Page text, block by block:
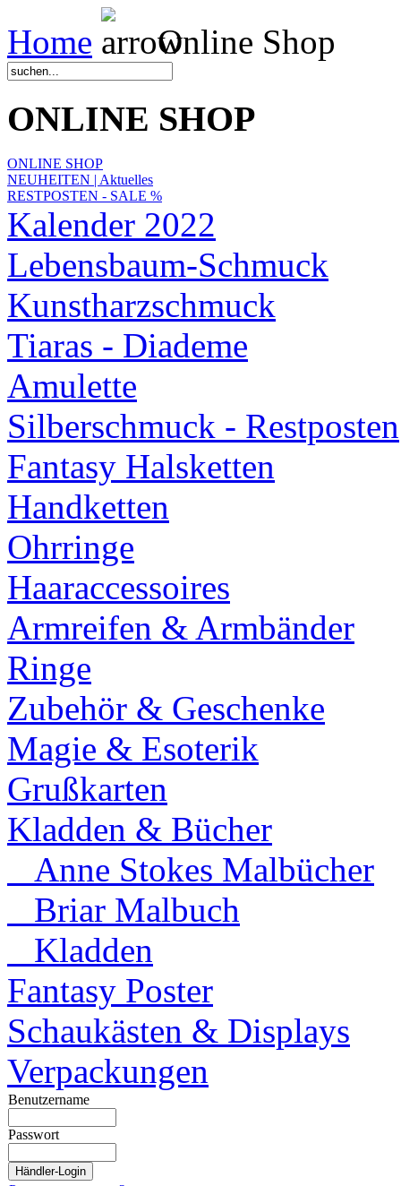
Home Online Shop
ONLINE SHOP
ONLINE SHOP
NEUHEITEN | Aktuelles
RESTPOSTEN - SALE %
Kalender 2022
Lebensbaum-Schmuck
Kunstharzschmuck
Tiaras - Diademe
Amulette
Silberschmuck - Restposten
Fantasy Halsketten
Handketten
Ohrringe
Haaraccessoires
Armreifen & Armbänder
Ringe
Zubehör & Geschenke
Magie & Esoterik
Grußkarten
Kladden & Bücher
Anne Stokes Malbücher
Briar Malbuch
Kladden
Fantasy Poster
Schaukästen & Displays
Verpackungen
Benutzername
Passwort